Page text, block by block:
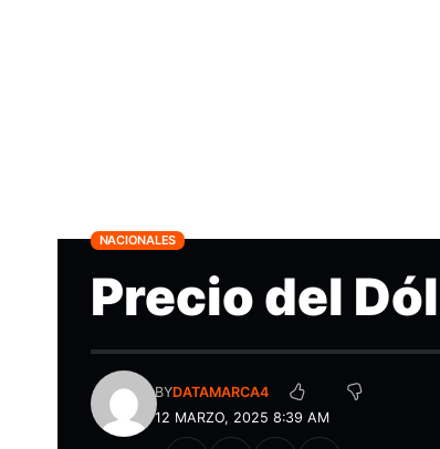
NACIONALES
Precio del
12 MARZO, 2025 8:39 AM
BYDATAMARCA4